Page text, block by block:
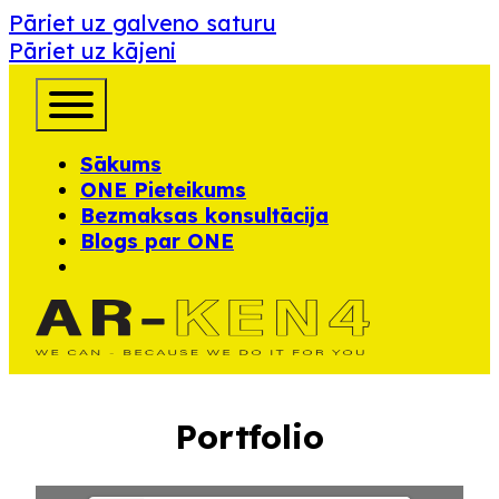
Pāriet uz galveno saturu
Pāriet uz kājeni
Sākums
ONE Pieteikums
Bezmaksas konsultācija
Blogs par ONE
Portfolio